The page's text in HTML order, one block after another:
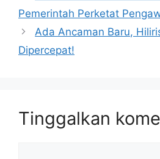
Pemerintah Perketat
Ada Ancaman Baru,
Dipercepat!
Tinggalkan